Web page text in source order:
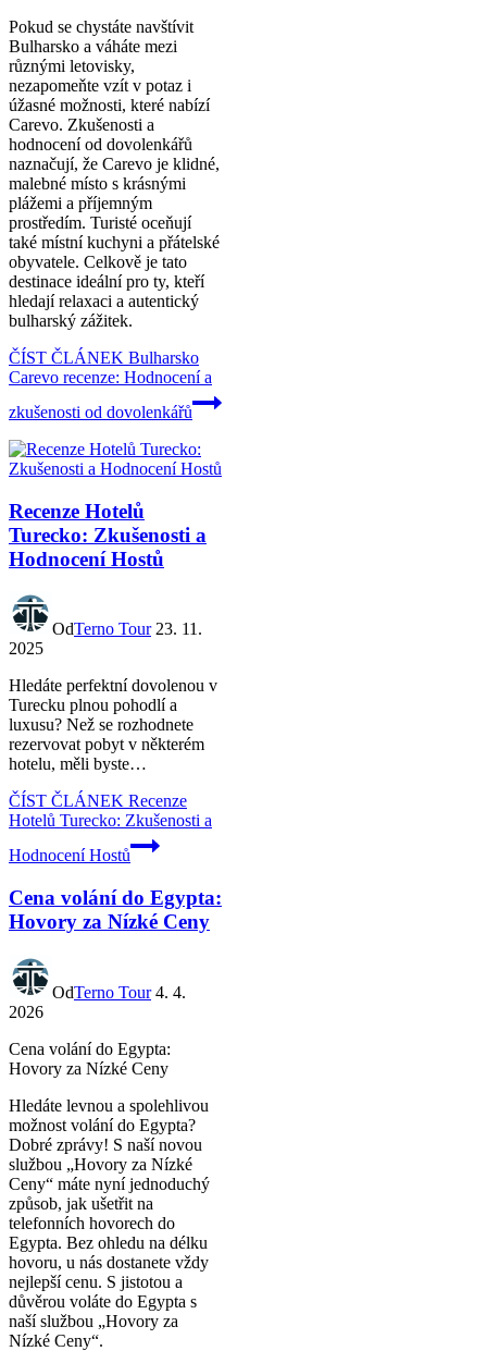
Pokud se chystáte navštívit
Bulharsko a váháte mezi
různými letovisky,
nezapomeňte vzít v potaz i
úžasné možnosti, které nabízí
Carevo. Zkušenosti a
hodnocení od dovolenkářů
naznačují, že Carevo je klidné,
malebné místo s krásnými
plážemi a příjemným
prostředím. Turisté oceňují
také místní kuchyni a přátelské
obyvatele. Celkově je tato
destinace ideální pro ty, kteří
hledají relaxaci a autentický
bulharský zážitek.
ČÍST ČLÁNEK Bulharsko
Carevo recenze: Hodnocení a
zkušenosti od dovolenkářů
Recenze Hotelů
Turecko: Zkušenosti a
Hodnocení Hostů
OdTerno Tour 23. 11.
2025
Hledáte perfektní dovolenou v
Turecku plnou pohodlí a
luxusu? Než se rozhodnete
rezervovat pobyt v některém
hotelu, měli byste…
ČÍST ČLÁNEK Recenze
Hotelů Turecko: Zkušenosti a
Hodnocení Hostů
Cena volání do Egypta:
Hovory za Nízké Ceny
OdTerno Tour 4. 4.
2026
Cena volání do Egypta:
Hovory za Nízké Ceny
Hledáte levnou a spolehlivou
možnost volání do Egypta?
Dobré zprávy! S naší novou
službou „Hovory za Nízké
Ceny“ máte nyní jednoduchý
způsob, jak ušetřit na
telefonních hovorech do
Egypta. Bez ohledu na délku
hovoru, u nás dostanete vždy
nejlepší cenu. S jistotou a
důvěrou voláte do Egypta s
naší službou „Hovory za
Nízké Ceny“.